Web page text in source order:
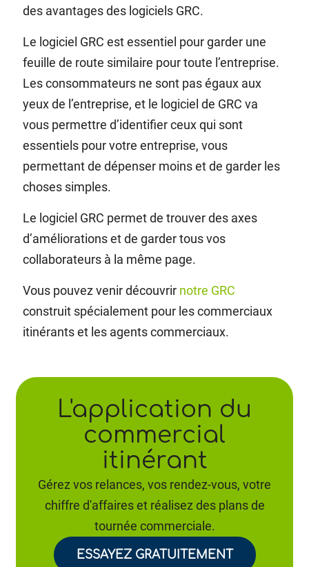
des avantages des logiciels GRC.
Le logiciel GRC est essentiel pour garder une
feuille de route similaire pour toute l’entreprise.
Les consommateurs ne sont pas égaux aux
yeux de l’entreprise, et le logiciel de GRC va
vous permettre d’identifier ceux qui sont
essentiels pour votre entreprise, vous
permettant de dépenser moins et de garder les
choses simples.
Le logiciel GRC permet de trouver des axes
d’améliorations et de garder tous vos
collaborateurs à la même page.
Vous pouvez venir découvrir notre GRC
construit spécialement pour les commerciaux
itinérants et les agents commerciaux.
L'application du
commercial
itinérant
Gérez vos relances, vos rendez-vous, votre
chiffre d'affaires et réalisez des plans de
tournée commerciale.
ESSAYEZ GRATUITEMENT